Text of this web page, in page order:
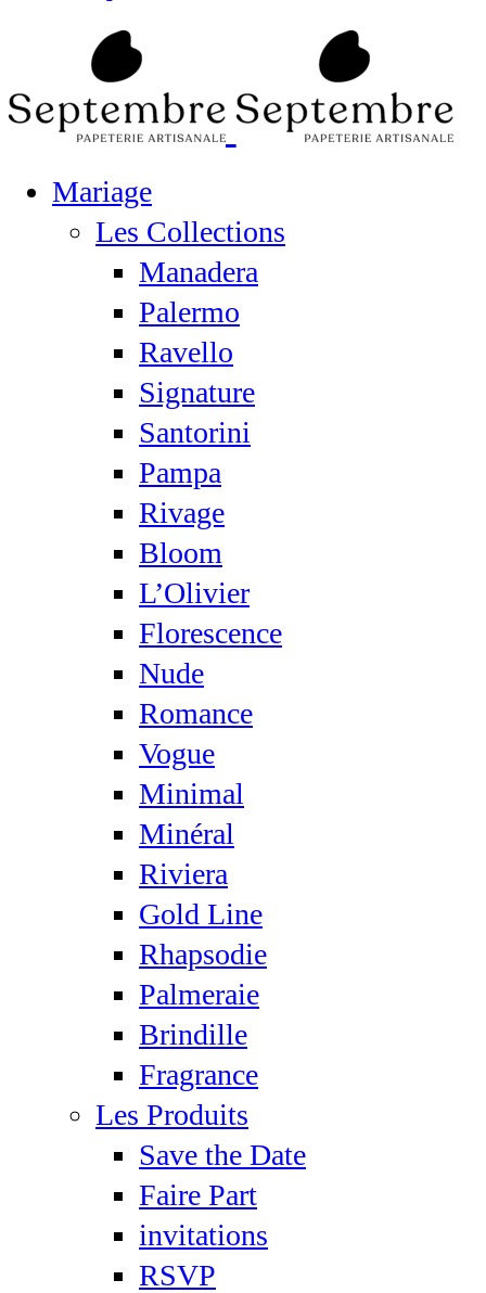
Mariage
Les Collections
Manadera
Palermo
Ravello
Signature
Santorini
Pampa
Rivage
Bloom
L’Olivier
Florescence
Nude
Romance
Vogue
Minimal
Minéral
Riviera
Gold Line
Rhapsodie
Palmeraie
Brindille
Fragrance
Les Produits
Save the Date
Faire Part
invitations
RSVP